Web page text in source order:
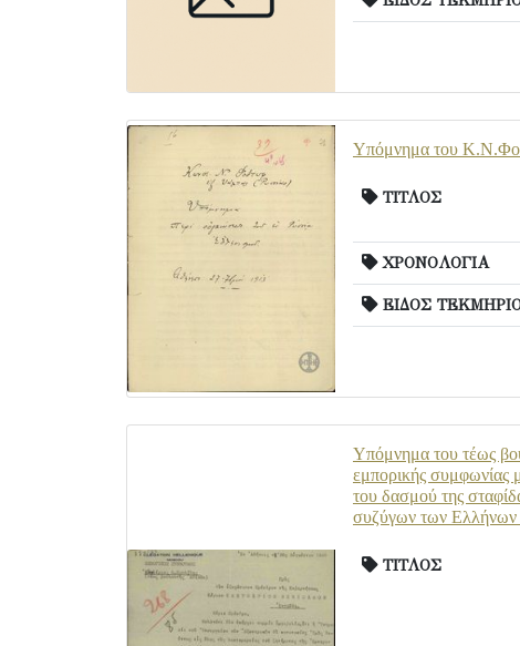
Υπόμνημα του
ΤΙΤΛΟΣ
ΧΡΟΝΟΛΟΓΙΑ
ΕΙΔΟΣ
Υπόμνημα του τέως
εμπορικής συμφωνίας
του δασμού της
συζύγων των Ελλήνων
ΤΙΤΛΟΣ